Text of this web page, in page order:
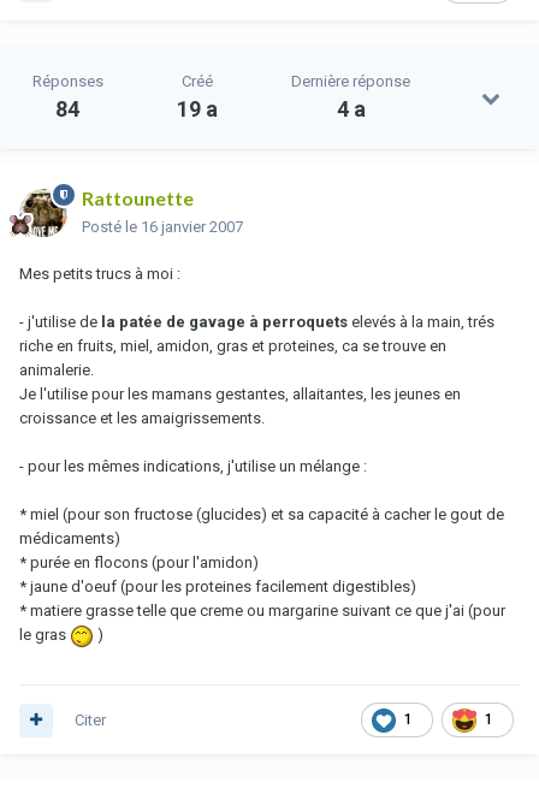
Réponses
84
Créé
19 a
Dernière réponse
4 a
Rattounette
Posté le 16 janvier 2007
Mes petits trucs à moi :
- j'utilise de la patée de gavage à perroquets elevés à la main, trés
riche en fruits, miel, amidon, gras et proteines, ca se trouve en
animalerie.
Je l'utilise pour les mamans gestantes, allaitantes, les jeunes en
croissance et les amaigrissements.
- pour les mêmes indications, j'utilise un mélange :
* miel (pour son fructose (glucides) et sa capacité à cacher le gout de
médicaments)
* purée en flocons (pour l'amidon)
* jaune d'oeuf (pour les proteines facilement digestibles)
* matiere grasse telle que creme ou margarine suivant ce que j'ai (pour
le gras
)
1 1
Citer